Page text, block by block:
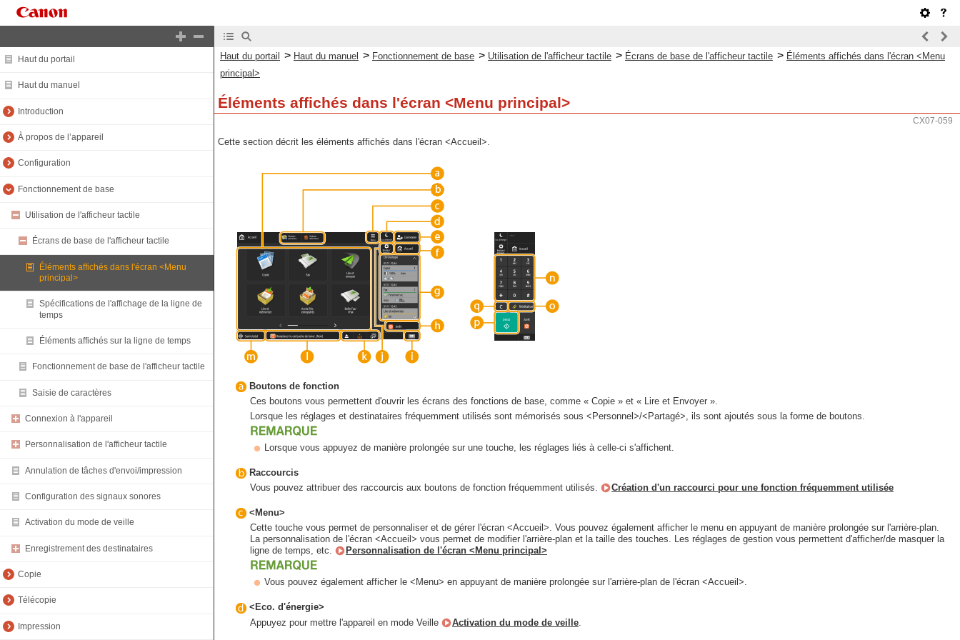
Haut du portail
Haut du manuel
Introduction
À propos de l’appareil
Configuration
Fonctionnement de base
Utilisation de l'afficheur tactile
Écrans de base de l'afficheur tactile
Éléments affichés dans l'écran <Menu
principal>
Spécifications de l'affichage de la ligne de
temps
Éléments affichés sur la ligne de temps
Fonctionnement de base de l'afficheur tactile
Saisie de caractères
Connexion à l'appareil
Personnalisation de l'afficheur tactile
Annulation de tâches d'envoi/impression
Configuration des signaux sonores
Activation du mode de veille
Enregistrement des destinataires
Copie
Télécopie
Impression
Haut du portail > Haut du manuel > Fonctionnement de base > Utilisation de l'afficheur tactile > Écrans de base de l'afficheur tactile > Éléments affichés dans l'écran <Menu
principal>
Éléments affichés dans l'écran <Menu principal>
CX07-059
Cette section décrit les éléments affichés dans l'écran <Accueil>.
Boutons de fonction
Ces boutons vous permettent d'ouvrir les écrans des fonctions de base, comme « Copie » et « Lire et Envoyer ».
Lorsque les réglages et destinataires fréquemment utilisés sont mémorisés sous <Personnel>/<Partagé>, ils sont ajoutés sous la forme de boutons.
Lorsque vous appuyez de manière prolongée sur une touche, les réglages liés à celle-ci s'affichent.
Raccourcis
Vous pouvez attribuer des raccourcis aux boutons de fonction fréquemment utilisés.
Création d'un raccourci pour une fonction fréquemment utilisée
<Menu>
Cette touche vous permet de personnaliser et de gérer l'écran <Accueil>. Vous pouvez également afficher le menu en appuyant de manière prolongée sur l'arrière-plan.
La personnalisation de l'écran <Accueil> vous permet de modifier l'arrière-plan et la taille des touches. Les réglages de gestion vous permettent d'afficher/de masquer la
ligne de temps, etc.
Personnalisation de l'écran <Menu principal>
Vous pouvez également afficher le <Menu> en appuyant de manière prolongée sur l'arrière-plan de l'écran <Accueil>.
<Eco. d'énergie>
Appuyez pour mettre l'appareil en mode Veille
Activation du mode de veille